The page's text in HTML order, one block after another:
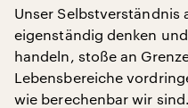
Unser
eigenständig denken
handeln, stoße an
Lebensbereiche
wie berechenbar wir